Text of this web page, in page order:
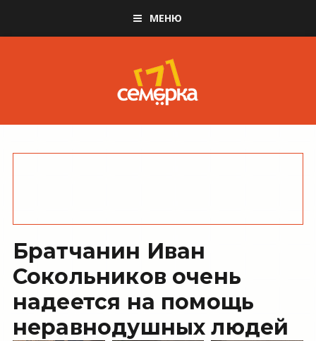
МЕНЮ
Братчанин Иван
Сокольников очень
надеется на помощь
неравнодушных людей